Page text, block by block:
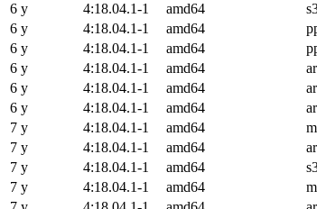
6 y
4:18.04.1-1 amd64
6 y
4:18.04.1-1 amd64
6 y
4:18.04.1-1 amd64
6 y
4:18.04.1-1 amd64
6 y
4:18.04.1-1 amd64
6 y
4:18.04.1-1 amd64
7 y
4:18.04.1-1 amd64
7 y
4:18.04.1-1 amd64
7 y
4:18.04.1-1 amd64
7 y
4:18.04.1-1 amd64